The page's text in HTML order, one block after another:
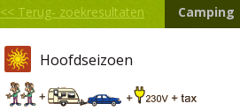
<< Terug- zoekresultaten Camping
Hoofdseizoen